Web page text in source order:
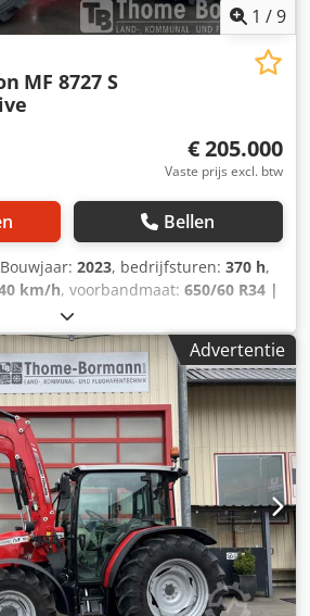
1 /9
MF 8727 S
€ 205.000
Vaste prijs excl. btw
Bellen
2023, bedrijfsturen: 370 h,
km/h, voorbandmaat: 650/60 R34 |
710/75 R42 | 0%
650/60 R34, Banden (a): 710/75
Eerste toelating: 19-12-
/ technische
vermogen (ISO) 176/240 kW/pk bij
(ISO) 198/270 kW/pk bij 1.950
(ISO) 221/300 kW/pk bij 1.950
Nm bij 1.500 tpmEPM - Max. koppel
Power, STAGE V Credpfx
Advertentie